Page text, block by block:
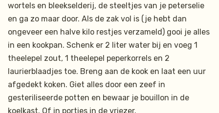
wortels en bleekselderij, de steeltjes van je peterselie
en ga zo maar door. Als de zak vol is (je hebt dan
ongeveer een halve kilo restjes verzameld) gooi je alles
in een kookpan. Schenk er 2 liter water bij en voeg 1
theelepel zout, 1 theelepel peperkorrels en 2
laurierblaadjes toe. Breng aan de kook en laat een uur
afgedekt koken. Giet alles door een zeef in
gesteriliseerde potten en bewaar je bouillon in de
koelkast. Of in porties in de vriezer.